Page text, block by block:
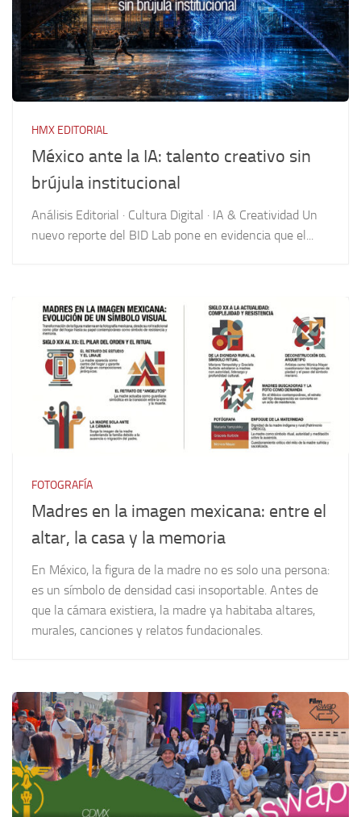
HMX EDITORIAL
México ante la IA: talento creativo sin
brújula institucional
Análisis Editorial · Cultura Digital · IA & Creatividad Un
nuevo reporte del BID Lab pone en evidencia que el...
FOTOGRAFÍA
Madres en la imagen mexicana: entre el
altar, la casa y la memoria
En México, la figura de la madre no es solo una persona:
es un símbolo de densidad casi insoportable. Antes de
que la cámara existiera, la madre ya habitaba altares,
murales, canciones y relatos fundacionales.